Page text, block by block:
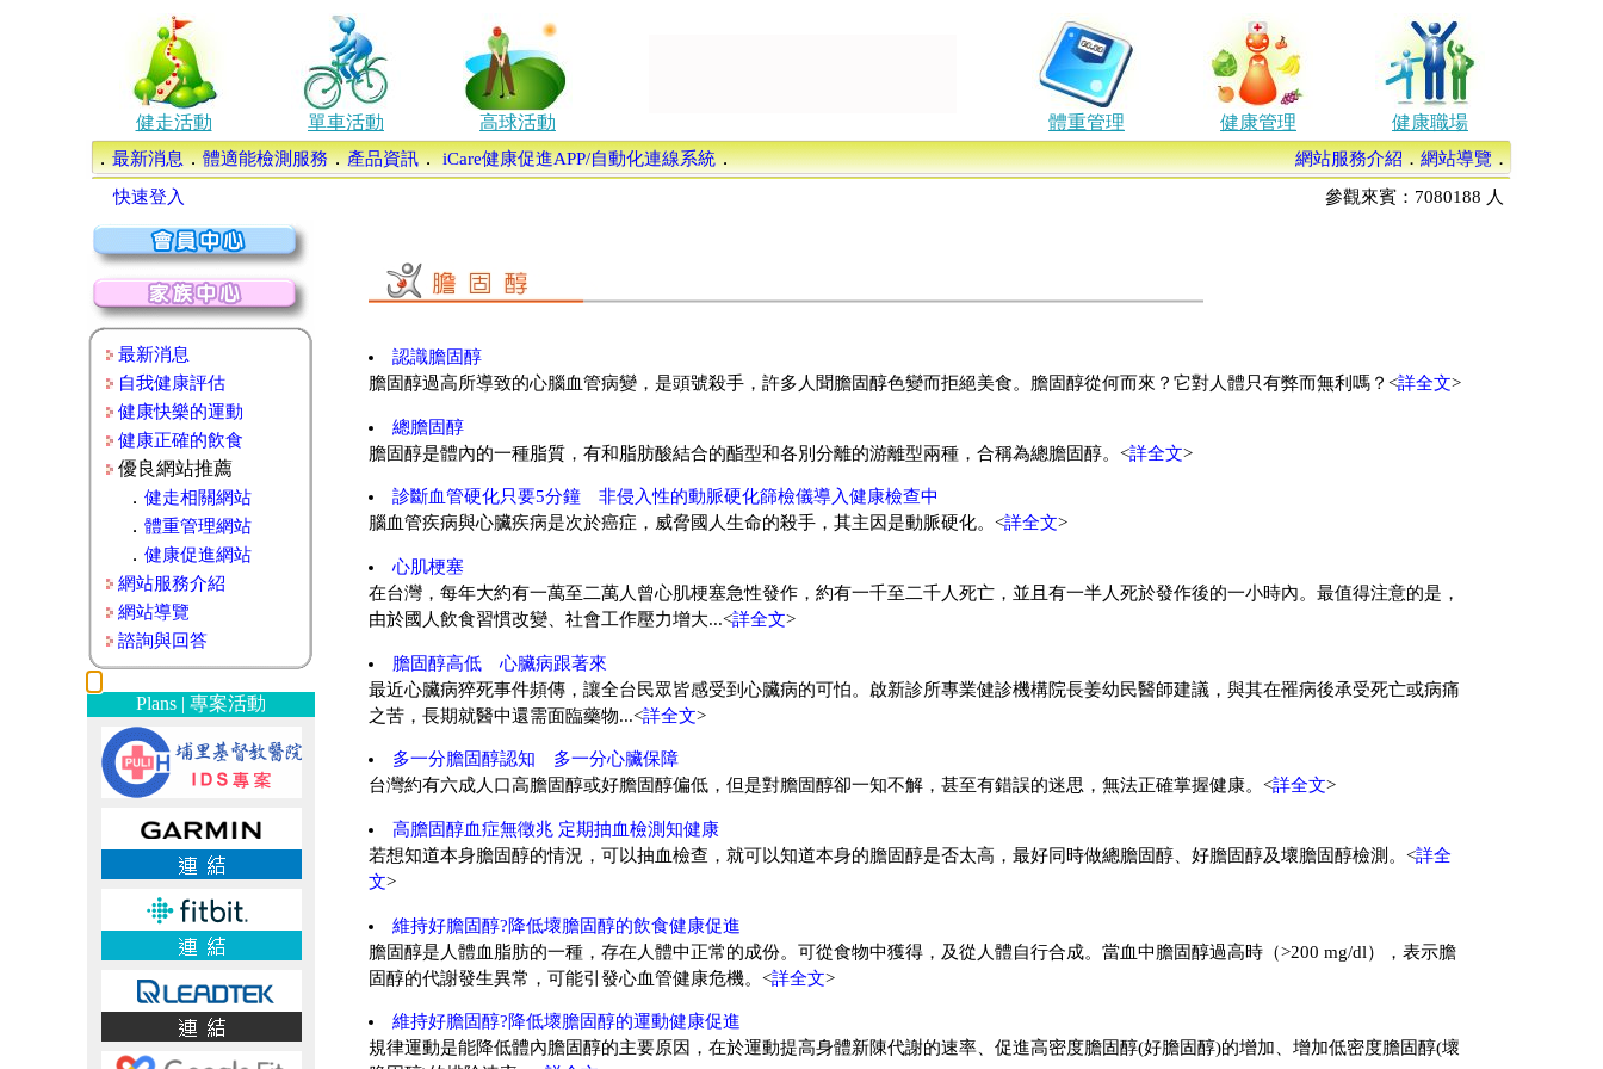
健走活動 單車活動 高球活動 體重管理 健康管理
健康職場
．最新消息．體適能檢測服務．產品資訊．iCare健康促進APP/自動化連線系統． 網站服務介紹．網站導覽．
快速登入
參觀來賓： 7080188 人
最新消息
自我健康評估
健康快樂的運動
健康正確的飲食
優良網站推薦
． 健走相關網站
． 體重管理網站
． 健康促進網站
網站服務介紹
網站導覽
諮詢與回答
Plans | 專案活動
認識膽固醇
膽固醇過高所導致的心腦血管病變，是頭號殺手，許多人聞膽固醇色變而拒絕美食。膽固醇從何而來？它對人體只有弊而無利嗎？<詳全文>
總膽固醇
膽固醇是體內的一種脂質，有和脂肪酸結合的酯型和各別分離的游離型兩種，合稱為總膽固醇。<詳全文>
診斷血管硬化只要5分鐘 非侵入性的動脈硬化篩檢儀導入健康檢查中
腦血管疾病與心臟疾病是次於癌症，威脅國人生命的殺手，其主因是動脈硬化。<詳全文>
心肌梗塞
在台灣，每年大約有一萬至二萬人曾心肌梗塞急性發作，約有一千至二千人死亡，並且有一半人死於發作後的一小時內。最值得注意的是，
由於國人飲食習慣改變、社會工作壓力增大...<詳全文>
膽固醇高低 心臟病跟著來
最近心臟病猝死事件頻傳，讓全台民眾皆感受到心臟病的可怕。啟新診所專業健診機構院長姜幼民醫師建議，與其在罹病後承受死亡或病痛
之苦，長期就醫中還需面臨藥物...<詳全文>
多一分膽固醇認知 多一分心臟保障
台灣約有六成人口高膽固醇或好膽固醇偏低，但是對膽固醇卻一知不解，甚至有錯誤的迷思，無法正確掌握健康。<詳全文>
高膽固醇血症無徵兆 定期抽血檢測知健康
若想知道本身膽固醇的情況，可以抽血檢查，就可以知道本身的膽固醇是否太高，最好同時做總膽固醇、好膽固醇及壞膽固醇檢測。<詳全
文>
維持好膽固醇?降低壞膽固醇的飲食健康促進
膽固醇是人體血脂肪的一種，存在人體中正常的成份。可從食物中獲得，及從人體自行合成。當血中膽固醇過高時（>200 mg/dl），表示膽
固醇的代謝發生異常，可能引發心血管健康危機。<詳全文>
維持好膽固醇?降低壞膽固醇的運動健康促進
規律運動是能降低體內膽固醇的主要原因，在於運動提高身體新陳代謝的速率、促進高密度膽固醇(好膽固醇)的增加、增加低密度膽固醇(壞